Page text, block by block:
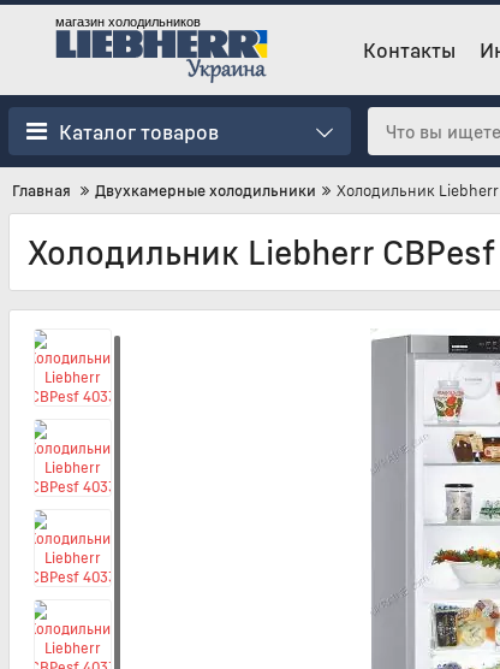
магазин холодильников
Контакты
Каталог товаров
Главная Двухкамерные холодильники Холодильник
Холодильник Liebherr